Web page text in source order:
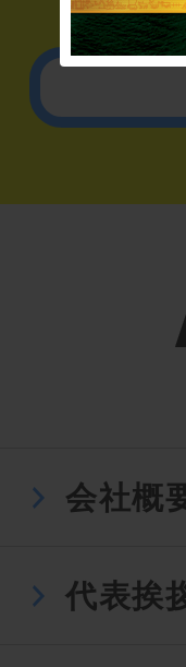
会社概
代表挨